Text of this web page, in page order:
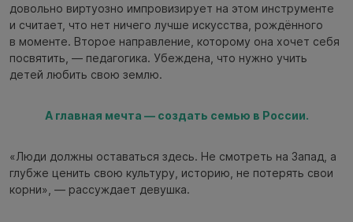
довольно виртуозно импровизирует на этом инструменте
и считает, что нет ничего лучше искусства, рождённого
в моменте. Второе направление, которому она хочет себя
посвятить, — педагогика. Убеждена, что нужно учить
детей любить свою землю.
А главная мечта — создать семью в России.
«Люди должны оставаться здесь. Не смотреть на Запад, а
глубже ценить свою культуру, историю, не потерять свои
корни», — рассуждает девушка.